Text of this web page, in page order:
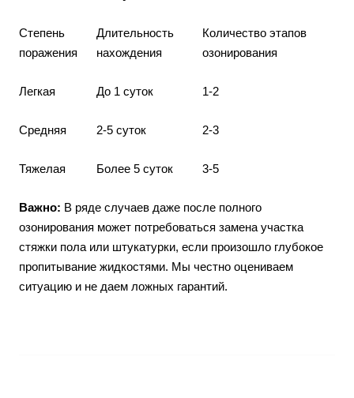
Степень
поражения
Длительность
нахождения
Количество этапов
озонирования
Легкая До 1 суток 1-2
Средняя 2-5 суток 2-3
Тяжелая Более 5 суток 3-5
Важно: В ряде случаев даже после полного
озонирования может потребоваться замена участка
стяжки пола или штукатурки, если произошло глубокое
пропитывание жидкостями. Мы честно оцениваем
ситуацию и не даем ложных гарантий.